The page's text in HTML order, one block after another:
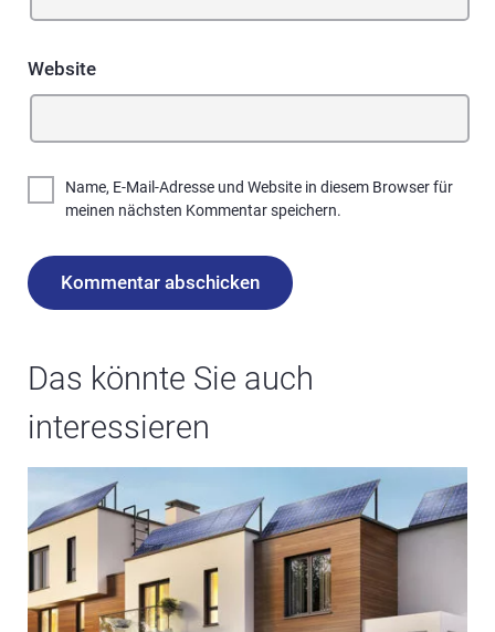
Website
Name, E-Mail-Adresse und Website in diesem Browser für
meinen nächsten Kommentar speichern.
Das könnte Sie auch
interessieren